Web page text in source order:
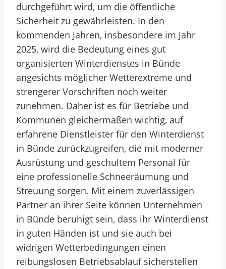
durchgeführt wird, um die öffentliche
Sicherheit zu gewährleisten. In den
kommenden Jahren, insbesondere im Jahr
2025, wird die Bedeutung eines gut
organisierten Winterdienstes in Bünde
angesichts möglicher Wetterextreme und
strengerer Vorschriften noch weiter
zunehmen. Daher ist es für Betriebe und
Kommunen gleichermaßen wichtig, auf
erfahrene Dienstleister für den Winterdienst
in Bünde zurückzugreifen, die mit moderner
Ausrüstung und geschultem Personal für
eine professionelle Schneeräumung und
Streuung sorgen. Mit einem zuverlässigen
Partner an ihrer Seite können Unternehmen
in Bünde beruhigt sein, dass ihr Winterdienst
in guten Händen ist und sie auch bei
widrigen Wetterbedingungen einen
reibungslosen Betriebsablauf sicherstellen